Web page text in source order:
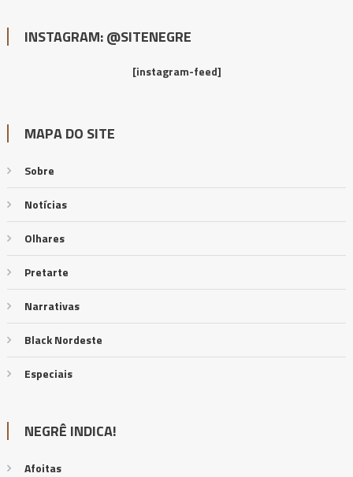
INSTAGRAM: @SITENEGRE
[instagram-feed]
MAPA DO SITE
Sobre
Notícias
Olhares
Pretarte
Narrativas
Black Nordeste
Especiais
NEGRÊ INDICA!
Afoitas